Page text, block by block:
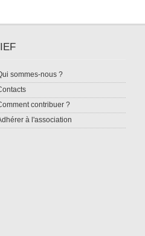
sommes-nous ?
contribuer ?
à l'association